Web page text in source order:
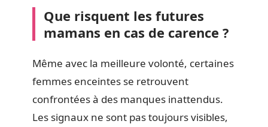
Que risquent les futures
mamans en cas de carence ?
Même avec la meilleure volonté, certaines
femmes enceintes se retrouvent
confrontées à des manques inattendus.
Les signaux ne sont pas toujours visibles,